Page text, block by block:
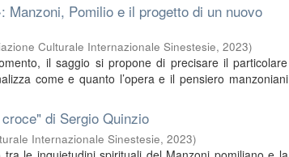
Manzoni, Pomilio e il progetto di un nuovo
Culturale Internazionale Sinestesie,2023)
il saggio si propone di precisare il particolare
come e quanto l’opera e il pensiero manzoniani
di Sergio Quinzio
Internazionale Sinestesie,2023)